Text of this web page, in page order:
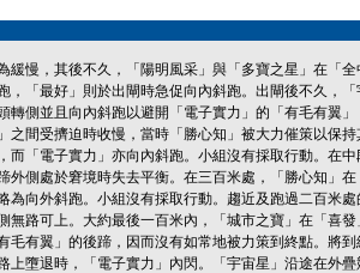
緩慢，其後不久，「陽明風采」與「多寶之星」在「
，「最好」則於出閘時急促向內斜跑。出閘後不久，
轉側並且向內斜跑以避開「電子實力」的「有毛有翼
之間受擠迫時收慢，當時「勝心知」被大力催策以保
而「電子實力」亦向內斜跑。小組沒有採取行動。在
外側處於窘境時失去平衡。在三百米處，「勝心知」
為向外斜跑。小組沒有採取行動。趨近及跑過二百米
無路可上。大約最後一百米內，「城市之寶」在「喜
毛有翼」的後蹄，因而沒有如常地被力策到終點。將
上墮退時，「電子實力」內閃。「宇宙星」沿途在外